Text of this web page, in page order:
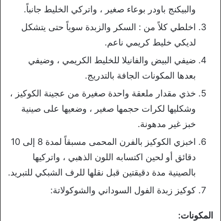
والبيكنج باودر بوعاء صغير ، واتركي الخليط جانباً.
اخلطي كلاً من : السكر والزبدة سوياً حتى يتشكل
لديكي خليط كريمي ناعم.
ضيفي البيض والفانيلا للخليط الكريمي ، وضيفي
بعدها المكونات الجافة بالتدريج.
خذي مقدار ملعقة واحدة صغيرة من عجينة الكوكيز ،
وشكليها لكرات حجمها صغير ، وضعيها على صينية
خبز غير مدهونة.
اخبزي الكوكيز بالفرن المحمى مسبقاً لمدة 8 إلى 10
دقائق أو لحين اكتسابه اللون الذهبي ، واتركيها
بالصينية مدة دقيقتين قبل نقلها للرف الشبكي للتبريد.
كوكيز زبدة الفول السوداني والشوكولاتة:
المكونات: